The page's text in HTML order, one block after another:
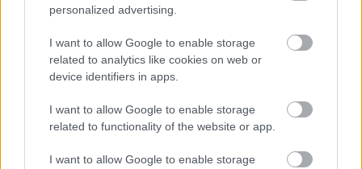
personalized advertising.
I want to allow Google to enable storage
related to analytics like cookies on web or
device identifiers in apps.
I want to allow Google to enable storage
related to functionality of the website or app.
I want to allow Google to enable storage
G.Skill RipjawsX RAM-ok Sandy
Bridge rendszerekhez
Hardver| 2011.01.04 08:30
Ingyen adja felhőjét az Amazon
Szoftver| 2010.10.22 10:12